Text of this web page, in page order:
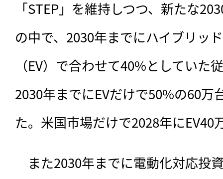
「STEP」を維持しつつ、新たな
の中で、2030年までにハイブリッ
（EV）で合わせて40%としていた
2030年までにEVだけで50%の60万
た。米国市場だけで2028年にEV40
また2030年までに電動化対応投